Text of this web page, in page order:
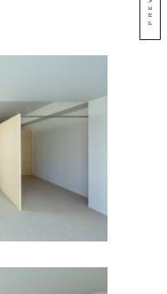
PREV